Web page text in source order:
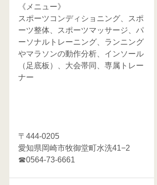
《メニュー》
スポーツコンディショニング、スポ
ーツ整体、スポーツマッサージ、パ
ーソナルトレーニング、ランニング
やマラソンの動作分析、インソール
（足底板）、大会帯同、専属トレー
ナー
〒444-0205
愛知県岡崎市牧御堂町水洗41−2
☎0564-73-6661